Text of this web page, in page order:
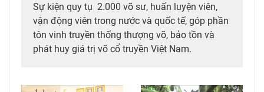
Sự kiện quy tụ 2.000 võ sư, huấn luyện viên,
vận động viên trong nước và quốc tế, góp phần
tôn vinh truyền thống thượng võ, bảo tồn và
phát huy giá trị võ cổ truyền Việt Nam.